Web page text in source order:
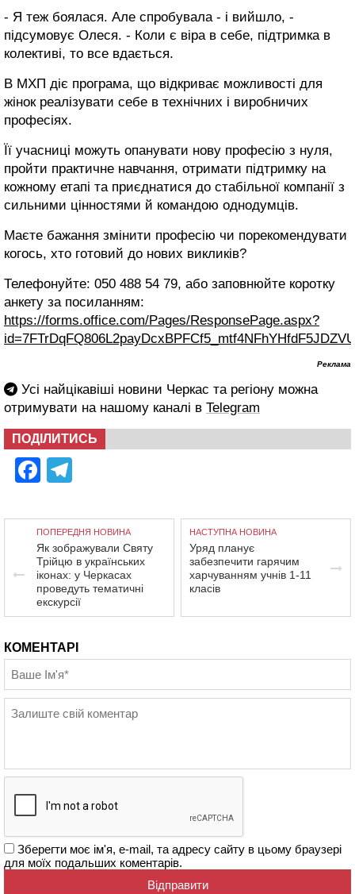
- Я теж боялася. Але спробувала - і вийшло, -
підсумовує Олеся. - Коли є віра в себе, підтримка в
колективі, то все вдається.
В МХП діє програма, що відкриває можливості для
жінок реалізувати себе в технічних і виробничих
професіях.
Її учасниці можуть опанувати нову професію з нуля,
пройти практичне навчання, отримати підтримку на
кожному етапі та приєднатися до стабільної компанії з
сильними цінностями й командою однодумців.
Маєте бажання змінити професію чи порекомендувати
когось, хто готовий до нових викликів?
Телефонуйте: 050 488 54 79, або заповнюйте коротку
анкету за посиланням:
https://forms.office.com/Pages/ResponsePage.aspx?
Реклама
Усі найцікавіші новини Черкас та регіону можна
отримувати на нашому каналі в Telegram
ПОДІЛИТИСЬ
Facebook
ПОПЕРЕДНЯ НОВИНА
Як зображували Святу
Трійцю в українських
іконах: у Черкасах
проведуть тематичні
екскурсії
НАСТУПНА НОВИНА
Уряд планує
забезпечити гарячим
харчуванням учнів 1-11
класів
КОМЕНТАРІ
Зберегти моє ім'я, e-mail, та адресу сайту в цьому браузері
для моїх подальших коментарів.